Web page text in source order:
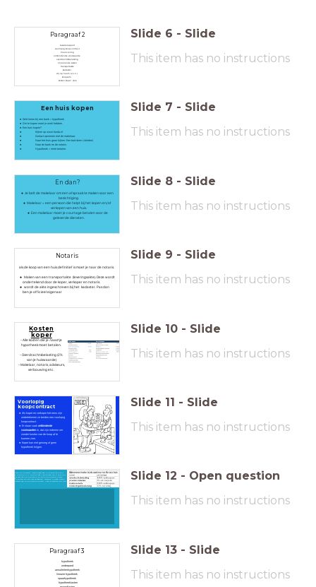
Paragraaf 2
taxatierapport
voorlopig koopcontract
financiering
ontbindende voorwaarde
overdrachtsbelasting
onroerende zaken
transportakte
kadaster
vrij op naam (v.o.n.)
koopsom
kosten koper (k.k.)
Slide 6 - Slide
This item has no instructions
Een huis kopen
Geld lenen bij een bank = hypotheek
Om te kopen moet je werk hebben.
Een huis kopen?
Kijken op www.funda.nl.
Contact opnemen met de makelaar.
Naar het huis gaan kijken. Een bod doen (=bieden)
Naar de bank en de notaris.
Hypotheek + rente betalen.
Slide 7 - Slide
This item has no instructions
En dan?
Je belt de makelaar om een afspraak te maken voor een
bezichtiging.
Makelaar = een persoon die helpt bij het kopen en/of
verkopen van een huis.
Een makelaar moet je courtage betalen voor de
geleverde diensten.
Slide 8 - Slide
This item has no instructions
Notaris
als de koop van een huis definitief is moet je naar de notaris.
Maken van een transportakte (leveringsakte). Deze wordt
ondertekend door de koper, verkoper en notaris.
wordt de akte ingeschreven bij het kadaster. Pas dan
ben je officieel eigenaar
Slide 9 - Slide
This item has no instructions
Kosten
koper
- Alle kosten die jenaastje
hypotheek moet betalen.
- Overdrachtsbelasting (2%
van je huiswaarde)
- Makelaar, notaris, adviseurs,
verbouwing etc.
Slide 10 - Slide
This item has no instructions
Voorlopig
koopcontract
Als koper en verkoper het eens zijn
ondertekenen ze beiden een voorlopig
koopcontract.
Er staan vaak ontbindende
voorwaardenin, dat zijn redenen om
zonder kosten van de koop af te
kunnen zien.
Koper kan niet genoeg of geen
hypotheek krijgen.
Slide 11 - Slide
This item has no instructions
Gebruik de tabel. Gerda heeft een huis gekocht voor
€ 195.000 k.k. Ze sluit een hypotheek van € 205.000.
De rest van de koopsom en de bijkomende kosten
financiert ze met haar spaargeld. Bereken hoeveel Gerda
betaalt aan bijkomende kosten. Laat je berekening zien.
Slide 12 - Open question
This item has no instructions
Paragraaf 3
hypotheek
onderpand
annuïteitenhypotheek
lineaire hypotheek
spaarhypotheek
hypotheeklasten
Slide 13 - Slide
This item has no instructions